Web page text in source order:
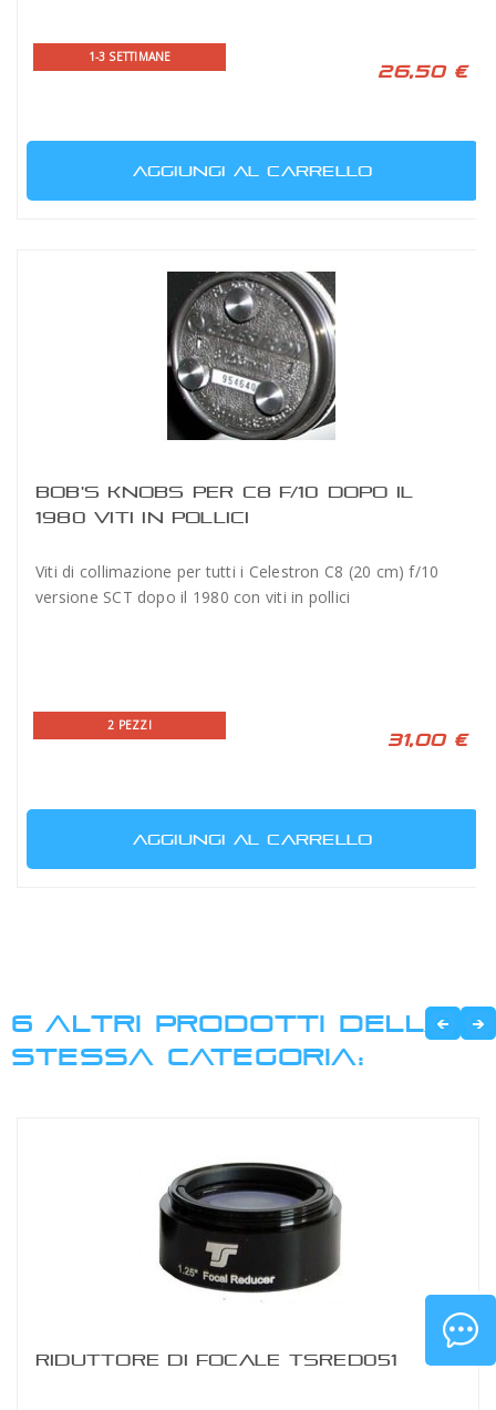
1-3 SETTIMANE
26,50 €
AGGIUNGI AL CARRELLO
BOB'S KNOBS PER C8 F/10 DOPO IL
1980 VITI IN POLLICI
Viti di collimazione per tutti i Celestron C8 (20 cm) f/10
versione SCT dopo il 1980 con viti in pollici
2 PEZZI
31,00 €
AGGIUNGI AL CARRELLO
6 ALTRI PRODOTTI DELLA
STESSA CATEGORIA:
RIDUTTORE DI FOCALE TSRED051